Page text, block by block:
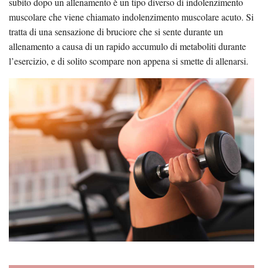
muscolare che viene chiamato indolenzimento muscolare acuto. Si
tratta di una sensazione di bruciore che si sente durante un
allenamento a causa di un rapido accumulo di metaboliti durante
l’esercizio, e di solito scompare non appena si smette di allenarsi.